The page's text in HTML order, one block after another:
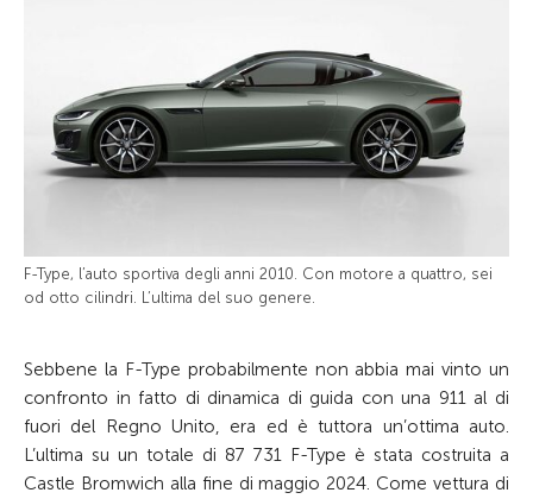
F-Type, l’auto sportiva degli anni 2010. Con motore a quattro, sei
od otto cilindri. L’ultima del suo genere.
Sebbene la F-Type probabilmente non abbia mai vinto un
confronto in fatto di dinamica di guida con una 911 al di
fuori del Regno Unito, era ed è tuttora un’ottima auto.
L’ultima su un totale di 87 731 F-Type è stata costruita a
Castle Bromwich alla fine di maggio 2024. Come vettura di